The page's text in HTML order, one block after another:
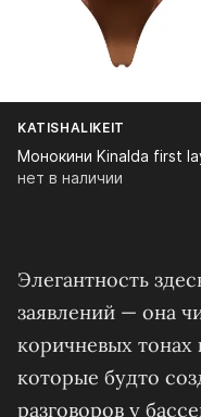
KATISHALIKEIT
Монокини Kinalda first
нет в наличии
Элегантность
заявлений — она
коричневых тонах
которые будто
разговоров у